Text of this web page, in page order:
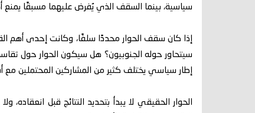
سياسية، بينما السقف الذي يُفرض عليهما مسبقًا يمنع
إذا كان سقف الحوار محددًا سلفًا، وكانت إحدى أهم
سيتحاور حوله الجنوبيون؟ هل سيكون الحوار حول
إطار سياسي يختلف كثير من المشاركين المحتملين مع
الحوار الحقيقي لا يبدأ بتحديد النتائج قبل